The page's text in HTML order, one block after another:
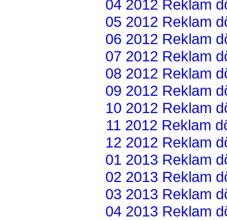
04 2012 Reklam
05 2012 Reklam
06 2012 Reklam
07 2012 Reklam
08 2012 Reklam
09 2012 Reklam
10 2012 Reklam
11 2012 Reklam
12 2012 Reklam
01 2013 Reklam
02 2013 Reklam
03 2013 Reklam
04 2013 Reklam